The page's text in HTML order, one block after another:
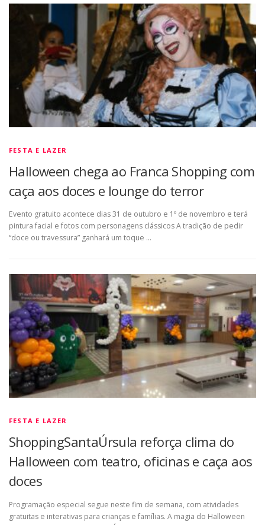
FESTA E LAZER
Halloween chega ao Franca Shopping com
caça aos doces e lounge do terror
Evento gratuito acontece dias 31 de outubro e 1º de novembro e terá
pintura facial e fotos com personagens clássicos A tradição de pedir
“doce ou travessura” ganhará um toque …
FESTA E LAZER
ShoppingSantaÚrsula reforça clima do
Halloween com teatro, oficinas e caça aos
doces
Programação especial segue neste fim de semana, com atividades
gratuitas e interativas para crianças e famílias. A magia do Halloween